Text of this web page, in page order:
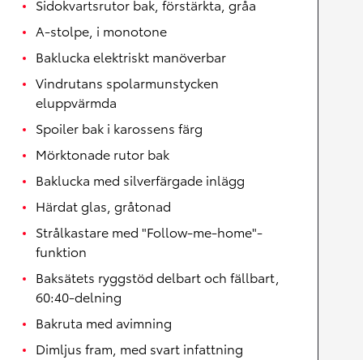
Sidokvartsrutor bak, förstärkta, gråa
A-stolpe, i monotone
Baklucka elektriskt manöverbar
Vindrutans spolarmunstycken
eluppvärmda
Spoiler bak i karossens färg
Mörktonade rutor bak
Baklucka med silverfärgade inlägg
Härdat glas, gråtonad
Strålkastare med "Follow-me-home"-
funktion
Baksätets ryggstöd delbart och fällbart,
60:40-delning
Bakruta med avimning
Dimljus fram, med svart infattning